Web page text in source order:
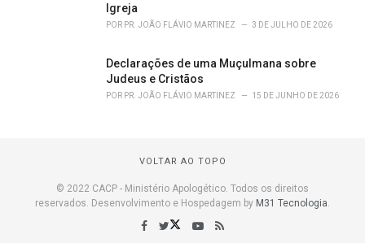
Igreja
POR PR. JOÃO FLÁVIO MARTINEZ 3 DE JULHO DE 2026
Declarações de uma Muçulmana sobre
Judeus e Cristãos
POR PR. JOÃO FLÁVIO MARTINEZ 15 DE JUNHO DE 2026
VOLTAR AO TOPO
© 2022 CACP - Ministério Apologético. Todos os direitos
reservados. Desenvolvimento e Hospedagem by M31 Tecnologia.